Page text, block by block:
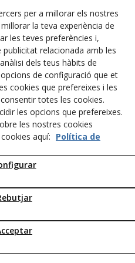
per a millorar els nostres
la teva experiència de
les teves preferències i,
relacionada amb les
dels teus hàbits de
de configuració que et
cookies que prefereixes i les
totes les cookies.
les opcions que prefereixes.
les nostres cookies
aquí: Política de